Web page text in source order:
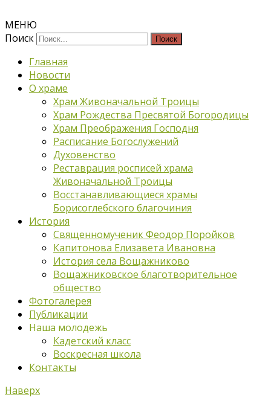
МЕНЮ
Поиск
Главная
Новости
О храме
Храм Живоначальной Троицы
Храм Рождества Пресвятой Богородицы
Храм Преображения Господня
Расписание Богослужений
Духовенство
Реставрация росписей храма
Живоначальной Троицы
Восстанавливающиеся храмы
Борисоглебского благочиния
История
Священномученик Феодор Поройков
Капитонова Елизавета Ивановна
История села Вощажниково
Вощажниковское благотворительное
общество
Фотогалерея
Публикации
Наша молодежь
Кадетский класс
Воскресная школа
Контакты
Наверх